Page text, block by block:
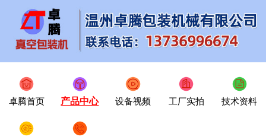
卓腾首页 产品中心 设备视频 工厂实拍 技术资料